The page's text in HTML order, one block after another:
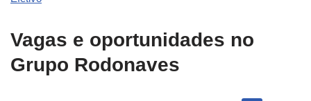
Vagas e oportunidades no
Grupo Rodonaves